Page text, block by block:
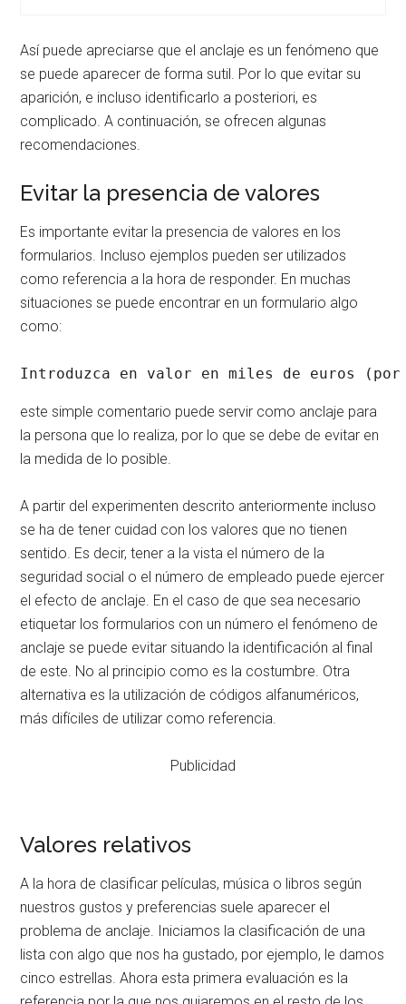
Así puede apreciarse que el anclaje es un fenómeno que
se puede aparecer de forma sutil. Por lo que evitar su
aparición, e incluso identificarlo a posteriori, es
complicado. A continuación, se ofrecen algunas
recomendaciones.
Evitar la presencia de valores
Es importante evitar la presencia de valores en los
formularios. Incluso ejemplos pueden ser utilizados
como referencia a la hora de responder. En muchas
situaciones se puede encontrar en un formulario algo
como:
Introduzca en valor en miles de euros (por
este simple comentario puede servir como anclaje para
la persona que lo realiza, por lo que se debe de evitar en
la medida de lo posible.
A partir del experimenten descrito anteriormente incluso
se ha de tener cuidad con los valores que no tienen
sentido. Es decir, tener a la vista el número de la
seguridad social o el número de empleado puede ejercer
el efecto de anclaje. En el caso de que sea necesario
etiquetar los formularios con un número el fenómeno de
anclaje se puede evitar situando la identificación al final
de este. No al principio como es la costumbre. Otra
alternativa es la utilización de códigos alfanuméricos,
más difíciles de utilizar como referencia.
Publicidad
Valores relativos
A la hora de clasificar películas, música o libros según
nuestros gustos y preferencias suele aparecer el
problema de anclaje. Iniciamos la clasificación de una
lista con algo que nos ha gustado, por ejemplo, le damos
cinco estrellas. Ahora esta primera evaluación es la